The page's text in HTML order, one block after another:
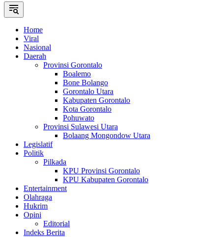
Home
Viral
Nasional
Daerah
Provinsi Gorontalo
Boalemo
Bone Bolango
Gorontalo Utara
Kabupaten Gorontalo
Kota Gorontalo
Pohuwato
Provinsi Sulawesi Utara
Bolaang Mongondow Utara
Legislatif
Politik
Pilkada
KPU Provinsi Gorontalo
KPU Kabupaten Gorontalo
Entertainment
Olahraga
Hukrim
Opini
Editorial
Indeks Berita